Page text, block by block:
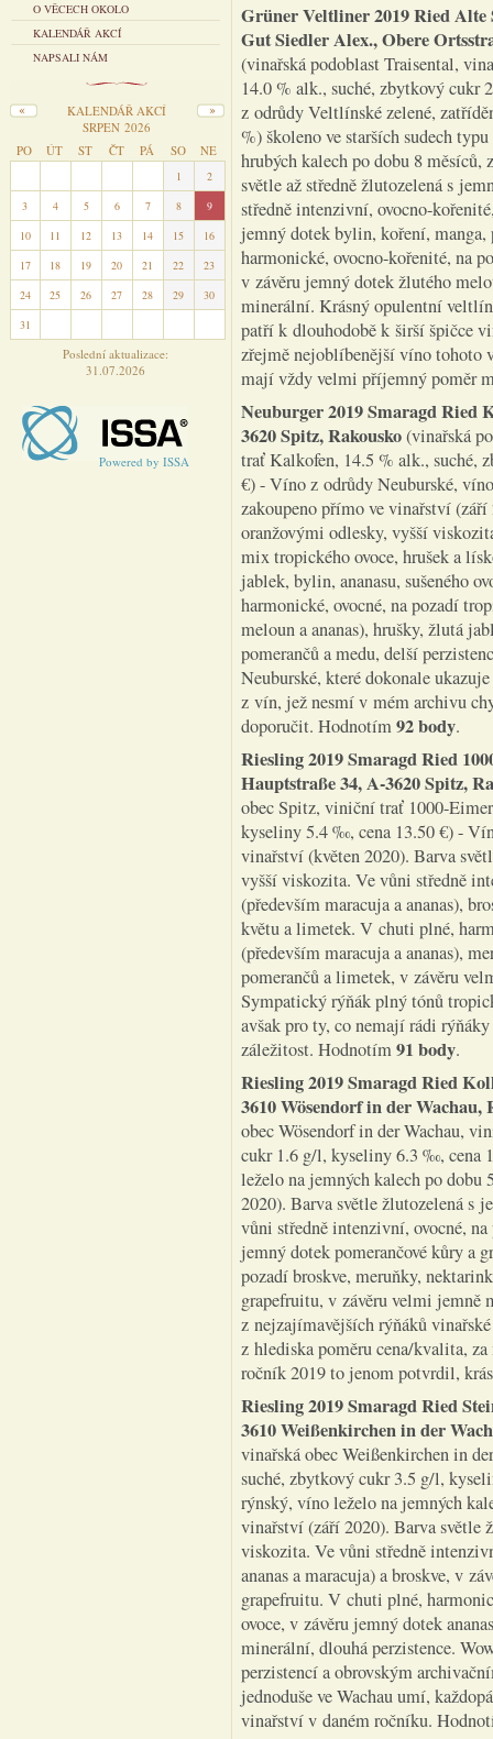
O VĚCECH OKOLO
KALENDÁŘ AKCÍ
NAPSALI NÁM
KALENDÁŘ AKCÍ
SRPEN 2026
PO
ÚT ST ČT PÁ SO NE
1
2
3
4 5 6 7 8
9
10
11 12 13 14 15
16
17
18 19 20 21 22
23
24
25 26 27 28 29
30
31
Poslední aktualizace:
31.07.2026
Powered by ISSA
Grüner Veltliner 2019 Ried Alte
Gut Siedler Alex., Obere
(vinařská podoblast Traisental,
14.0 % alk., suché, zbytkový
z odrůdy Veltlínské zelené,
%) školeno ve starších sudech
hrubých kalech po dobu 8
světle až středně žlutozelená s
středně intenzivní, ovocno-
jemný dotek bylin, koření,
harmonické, ovocno-kořenité, na
v závěru jemný dotek žlutého
minerální. Krásný opulentní
patří k dlouhodobě k širší špičce
zřejmě nejoblíbenější víno tohoto
mají vždy velmi příjemný poměr
Neuburger 2019 Smaragd Ried
3620 Spitz, Rakousko(vinařská
trať Kalkofen, 14.5 % alk., suché,
€) - Víno z odrůdy Neuburské,
zakoupeno přímo ve vinařství
oranžovými odlesky, vyšší
mix tropického ovoce, hrušek a
jablek, bylin, ananasu, sušeného
harmonické, ovocné, na pozadí
meloun a ananas), hrušky, žlutá
pomerančů a medu, delší
Neuburské, které dokonale
z vín, jež nesmí v mém archivu
doporučit. Hodnotím92 body.
Riesling 2019 Smaragd Ried
Hauptstraße 34, A-3620 Spitz,
obec Spitz, viniční trať 1000-
kyseliny 5.4 ‰, cena 13.50 €) -
vinařství (květen 2020). Barva
vyšší viskozita. Ve vůni středně
(především maracuja a ananas),
květu a limetek. V chuti plné,
(především maracuja a ananas),
pomerančů a limetek, v závěru
Sympatický rýňák plný tónů
avšak pro ty, co nemají rádi
záležitost. Hodnotím91 body.
Riesling 2019 Smaragd Ried
3610 Wösendorf in der Wachau,
obec Wösendorf in der Wachau,
cukr 1.6 g/l, kyseliny 6.3 ‰, cena
leželo na jemných kalech po
2020). Barva světle žlutozelená s
vůni středně intenzivní, ovocné, na
jemný dotek pomerančové kůry a
pozadí broskve, meruňky,
grapefruitu, v závěru velmi jemně
z nejzajímavějších rýňáků
z hlediska poměru cena/kvalita,
ročník 2019 to jenom potvrdil,
Riesling 2019 Smaragd Ried
3610 Weißenkirchen in der
vinařská obec Weißenkirchen in
suché, zbytkový cukr 3.5 g/l,
rýnský, víno leželo na jemných
vinařství (září 2020). Barva
viskozita. Ve vůni středně
ananas a maracuja) a broskve, v
grapefruitu. V chuti plné,
ovoce, v závěru jemný dotek
minerální, dlouhá perzistence.
perzistencí a obrovským
jednoduše ve Wachau umí,
vinařství v daném ročníku.